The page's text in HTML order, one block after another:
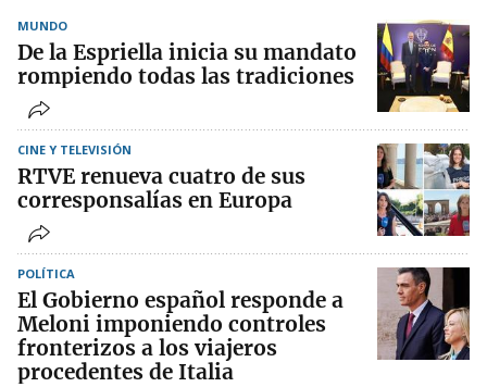
MUNDO
De la Espriella inicia su mandato
rompiendo todas las tradiciones
CINE Y TELEVISIÓN
RTVE renueva cuatro de sus
corresponsalías en Europa
POLÍTICA
El Gobierno español responde a
Meloni imponiendo controles
fronterizos a los viajeros
procedentes de Italia